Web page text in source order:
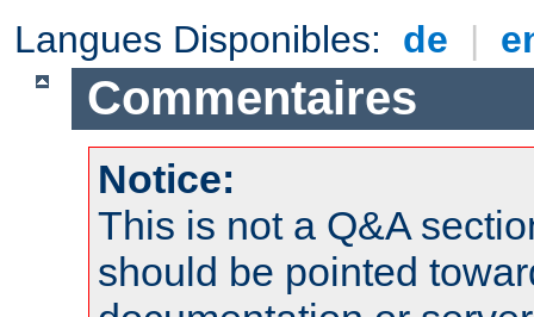
Langues Disponibles: de |
Commentaires
Notice:
This is not a Q&A
should be pointed